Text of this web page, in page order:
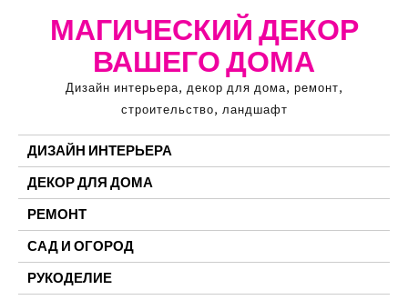
МАГИЧЕСКИЙ ДЕКОР
ВАШЕГО ДОМА
Дизайн интерьера, декор для дома, ремонт,
строительство, ландшафт
ДИЗАЙН ИНТЕРЬЕРА
ДЕКОР ДЛЯ ДОМА
РЕМОНТ
САД И ОГОРОД
РУКОДЕЛИЕ